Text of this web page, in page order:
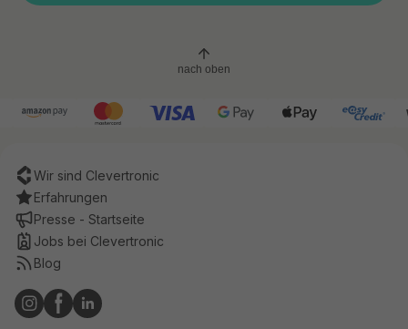
nach oben
Wir sind Clevertronic
Erfahrungen
Presse - Startseite
Jobs bei Clevertronic
Blog